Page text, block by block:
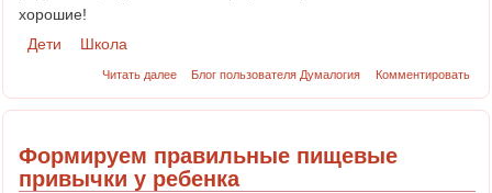
хорошие!
Дети
Школа
Читать далее Блог пользователя Думалогия Комментировать
Формируем правильные пищевые
привычки у ребенка